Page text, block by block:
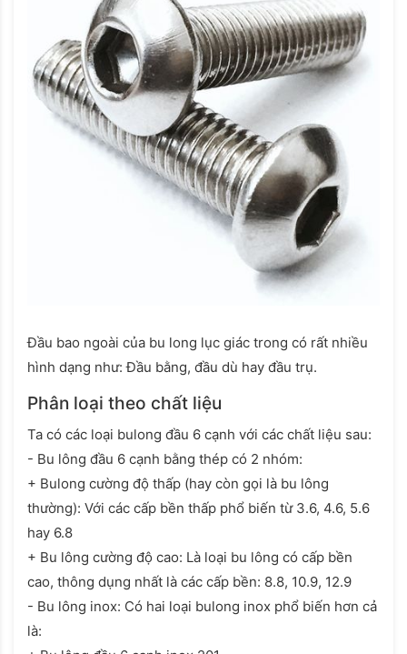
Đầu bao ngoài của bu long lục giác trong có rất nhiều
hình dạng như: Đầu bằng, đầu dù hay đầu trụ.
Phân loại theo chất liệu
Ta có các loại bulong đầu 6 cạnh với các chất liệu sau:
- Bu lông đầu 6 cạnh bằng thép có 2 nhóm:
+ Bulong cường độ thấp (hay còn gọi là bu lông
thường): Với các cấp bền thấp phổ biến từ 3.6, 4.6, 5.6
hay 6.8
+ Bu lông cường độ cao: Là loại bu lông có cấp bền
cao, thông dụng nhất là các cấp bền: 8.8, 10.9, 12.9
- Bu lông inox: Có hai loại bulong inox phổ biến hơn cả
là: